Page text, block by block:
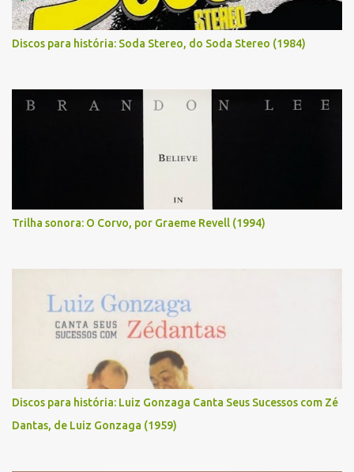
Discos para história: Soda Stereo, do Soda Stereo (1984)
Trilha sonora: O Corvo, por Graeme Revell (1994)
Discos para história: Luiz Gonzaga Canta Seus Sucessos com Zé
Dantas, de Luiz Gonzaga (1959)